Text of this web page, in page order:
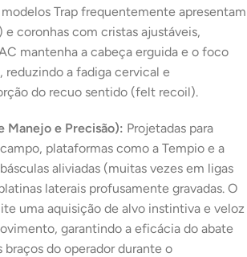
modelos Trap frequentemente apresentam
) e coronhas com cristas ajustáveis,
mantenha a cabeça erguida e o foco
reduzindo a fadiga cervical e
do recuo sentido (felt recoil).
Manejo e Precisão): Projetadas para
plataformas como a Tempio e a
aliviadas (muitas vezes em ligas
laterais profusamente gravadas. O
uma aquisição de alvo instintiva e veloz
garantindo a eficácia do abate
do operador durante o